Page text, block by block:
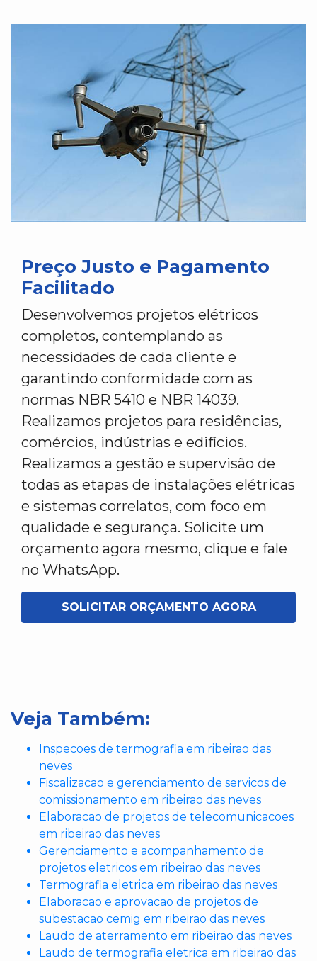
Preço Justo e Pagamento
Facilitado
Desenvolvemos projetos elétricos
completos, contemplando as
necessidades de cada cliente e
garantindo conformidade com as
normas NBR 5410 e NBR 14039.
Realizamos projetos para residências,
comércios, indústrias e edifícios.
Realizamos a gestão e supervisão de
todas as etapas de instalações elétricas
e sistemas correlatos, com foco em
qualidade e segurança. Solicite um
orçamento agora mesmo, clique e fale
no WhatsApp.
SOLICITAR ORÇAMENTO AGORA
Veja Também:
Inspecoes de termografia em ribeirao das
neves
Fiscalizacao e gerenciamento de servicos de
comissionamento em ribeirao das neves
Elaboracao de projetos de telecomunicacoes
em ribeirao das neves
Gerenciamento e acompanhamento de
projetos eletricos em ribeirao das neves
Termografia eletrica em ribeirao das neves
Elaboracao e aprovacao de projetos de
subestacao cemig em ribeirao das neves
Laudo de aterramento em ribeirao das neves
Laudo de termografia eletrica em ribeirao das